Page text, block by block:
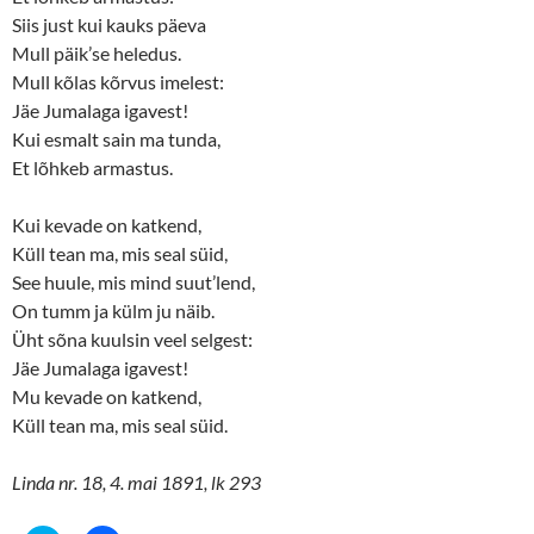
Siis just kui kauks päeva
Mull päik’se heledus.
Mull kõlas kõrvus imelest:
Jäe Jumalaga igavest!
Kui esmalt sain ma tunda,
Et lõhkeb armastus.
Kui kevade on katkend,
Küll tean ma, mis seal süid,
See huule, mis mind suut’lend,
On tumm ja külm ju näib.
Üht sõna kuulsin veel selgest:
Jäe Jumalaga igavest!
Mu kevade on katkend,
Küll tean ma, mis seal süid.
Linda nr. 18, 4. mai 1891, lk 293